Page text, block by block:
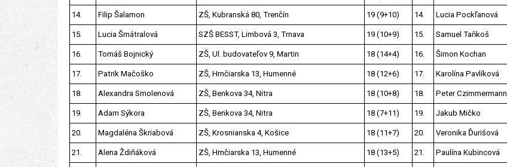
14. Filip Šalamon ZŠ, Kubranská 80, Trenčín 19 (9+10) 14. Lucia Pockľanová
15. Lucia Šmátralová SZŠ BESST, Limbová 3, Trnava 19 (10+9) 15. Samuel Taňkoš
16. Tomáš Bojnický ZŠ, Ul. budovateľov 9, Martin 18 (14+4) 16. Šimon Kochan
17. Patrik Mačoško ZŠ, Hrnčiarska 13, Humenné 18 (12+6) 17. Karolína Pavlíková
18. Alexandra Smolenová ZŠ, Benkova 34, Nitra 18 (10+8) 18. Peter Czimmermann
19. Adam Sýkora ZŠ, Benkova 34, Nitra 18 (7+11) 19. Jakub Mičko
20. Magdaléna Škriabová ZŠ, Krosnianska 4, Košice 18 (11+7) 20. Veronika Ďurišová
21. Alena Ždiňáková ZŠ, Hrnčiarska 13, Humenné 18 (13+5) 21. Paulína Kubincová